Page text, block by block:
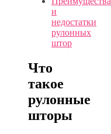
и
недостатки
рулонных
штор
Что
такое
рулонные
шторы